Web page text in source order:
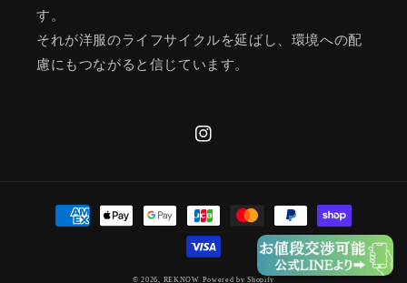
す。
それが洋服のライフサイクルを延ばし、環境への配
慮にもつながると信じています。
Instagram
© 2026, REKNOW Powered by Shopify